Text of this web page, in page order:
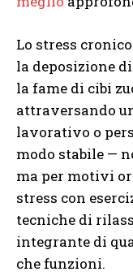
Lo stress
la deposizione
la fame di cibi
attraversando
lavorativo o
modo stabile —
ma per motivi
stress con
tecniche di
integrante di
che funzioni.